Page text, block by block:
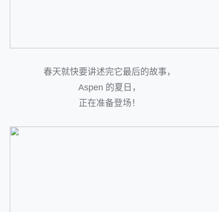
春天就快要讲述完它最后的故事，
Aspen 的夏日，
正在准备登场！